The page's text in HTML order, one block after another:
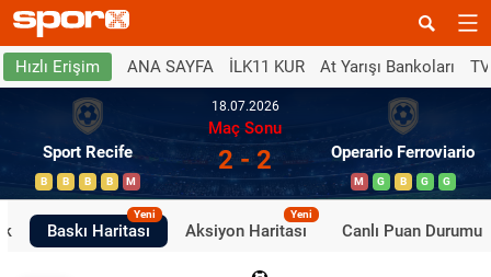
Hızlı Erişim ANA SAYFA İLK11 KUR At Yarışı Bankoları
Sport Recife
B B B B M
18.07.2026
Maç Sonu
2 - 2 Operario Ferroviario
M G B G G
Baskı Haritası
Yeni
Aksiyon Haritası
Yeni
Canlı Puan Durumu